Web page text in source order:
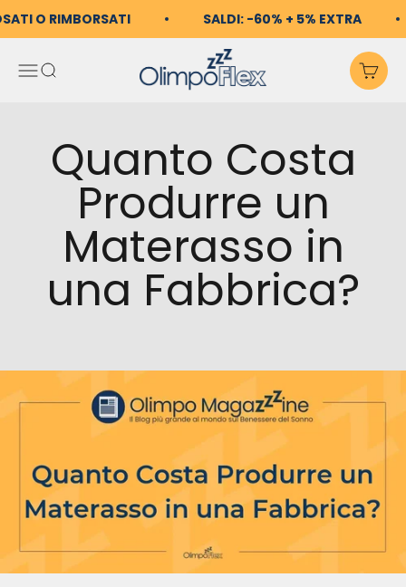
Vai al contenuto
O RIMBORSATI SALDI: -60% + 5% EXTRA
Apri il menu di
Mostra il menu di
OlimpoFlex
Quanto Costa
Produrre un
Materasso in
una Fabbrica?